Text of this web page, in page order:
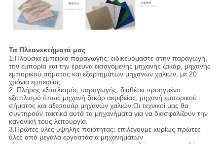
Τα Πλεονεκτήματά μας
1.Πλούσια εμπειρία παραγωγής: ειδικευόμαστε στην παραγωγή,
την εμπορία και την έρευνα εισαγόμενης μηχανής ζακάρ, μηχανής
εμπορικού σήματος και εξαρτημάτων μηχανών χαλιών, με 20
χρόνια εμπειρίας.
2. Πλήρης εξοπλισμός παραγωγής: διαθέτει προηγμένο
εξοπλισμό όπως μηχανή ζακάρ ακριβείας, μηχανή εμπορικού
σήματος και αξεσουάρ μηχανών χαλιών.Οι τεχνικοί μας θα
συντηρούν τακτικά αυτά τα μηχανήματα για να διασφαλίζουν την
κανονική τους λειτουργία.
3.Πρώτες ύλες υψηλής ποιότητας: επιλέγουμε κυρίως πρώτες
ύλες από μεγάλα εργοστάσια μηχανημάτων